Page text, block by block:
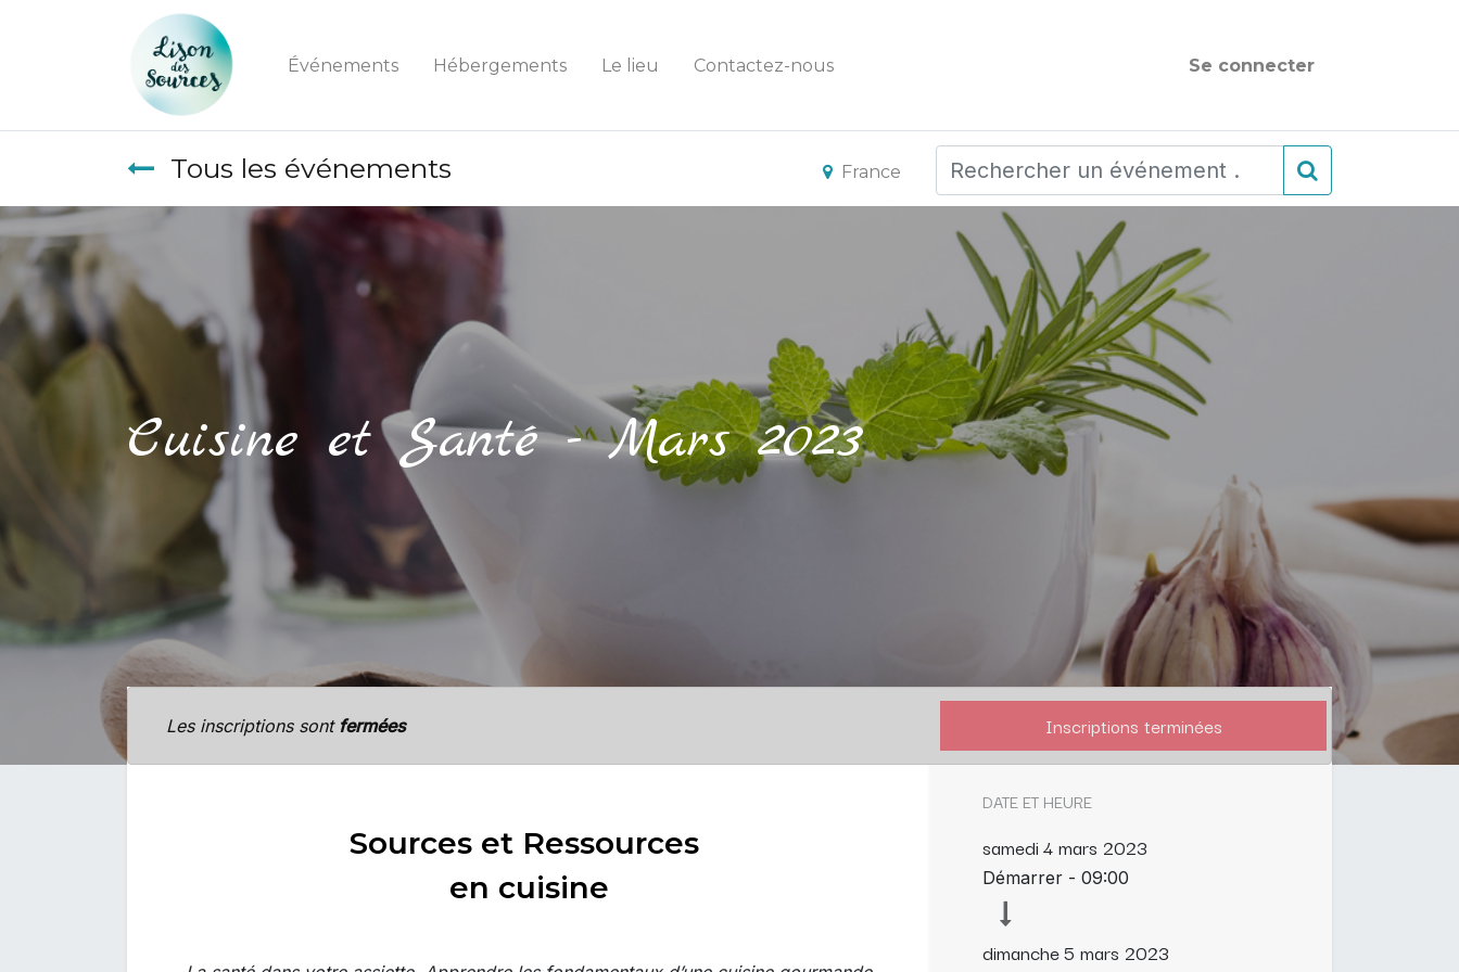
Événements Hébergements Le lieu Contactez-nous Se connecter
Tous les événements France
Cuisine et Santé - Mars 2023
Les inscriptions sont fermées Inscriptions terminées
Sources et Ressources
en cuisine
DATE ET HEURE
samedi4 mars 2023
Démarrer - 09:00
dimanche5 mars 2023